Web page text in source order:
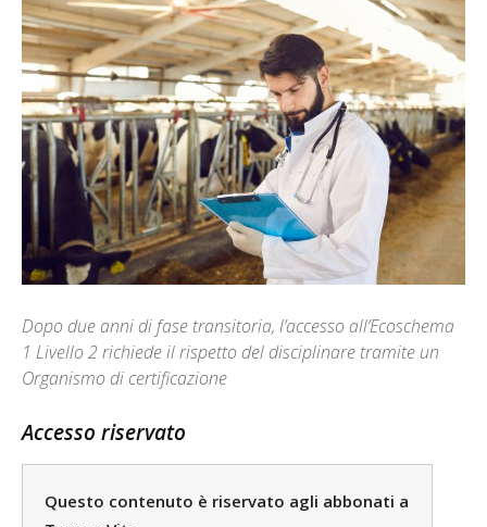
Dopo due anni di fase transitoria, l’accesso all’Ecoschema
1 Livello 2 richiede il rispetto del disciplinare tramite un
Organismo di certificazione
Accesso riservato
Questo contenuto è riservato agli abbonati a